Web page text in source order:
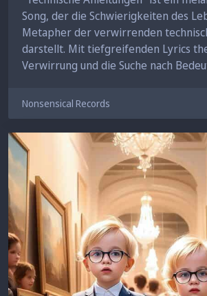
Song, der die Schwierigkeiten des
Metapher der verwirrenden
darstellt. Mit tiefgreifenden Lyrics
Verwirrung und die Suche nach
Nonsensical Records